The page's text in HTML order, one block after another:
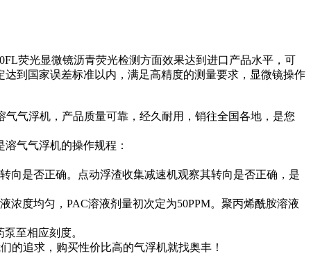
荧光显微镜沥青荧光检测方面效果达到进口产品水平，可
到国家误差标准以内，满足高精度的测量要求，显微镜操作
气浮机，产品质量可靠，经久耐用，销往全国各地，是您
气气浮机的操作规程：
向是否正确。点动浮渣收集减速机观察其转向是否正确，是
浓度均匀，PAC溶液剂量初次定为50PPM。聚丙烯酰胺溶液
至相应刻度。
的追求，购买性价比高的气浮机就找奥丰！